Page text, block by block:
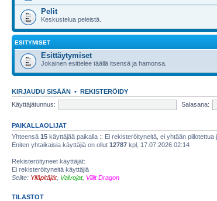
Pelit
Keskustelua peleistä.
ESITYMISET
Esittäytymiset
Jokainen esittelee täällä itsensä ja hamonsa.
KIRJAUDU SISÄÄN • REKISTERÖIDY
Käyttäjätunnus:
Salasana:
PAIKALLAOLIJAT
Yhteensä 15 käyttäjää paikalla :: Ei rekisteröityneitä, ei yhtään
Eniten yhtaikaisia käyttäjiä on ollut 12787 kpl, 17.07.2026 02:14
Rekisteröityneet käyttäjät:
Ei rekisteröityneitä käyttäjiä
Selite: Ylläpitäjät, Valvojat, Villit Dragon
TILASTOT